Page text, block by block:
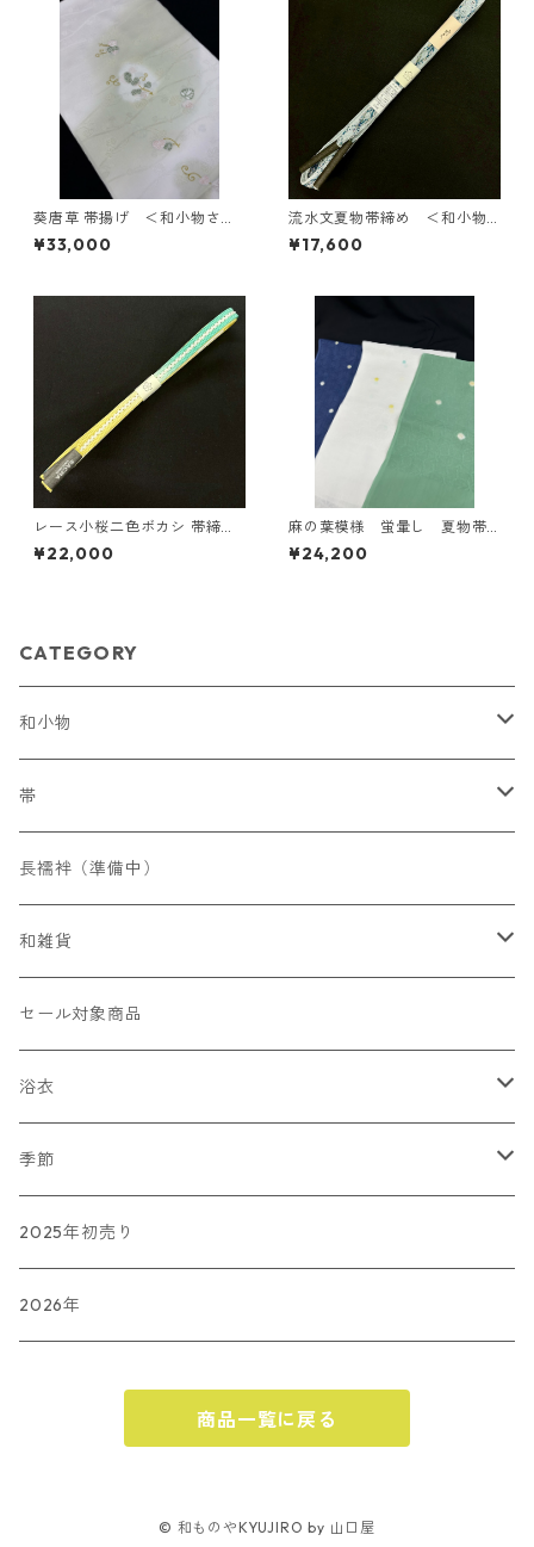
葵唐草 帯揚げ ＜和小物さく
ら＞ SOA-89
¥33,000
流水文夏物帯締め ＜和小物
さくら＞ SOJ-69
¥17,600
レース小桜二色ボカシ 帯締
め ＜和小物さくら＞ SOJ-
94
¥22,000
麻の葉模様 蛍暈し 夏物帯
揚げ ＜和小物さくら＞ SO
A-94（W・G・DB）
¥24,200
CATEGORY
和小物
帯締め
フォーマル
カジュアル
帯揚げ
フォーマル
カジュアル
草履
バッグ
ショール（準備中）
和小物SACRA
帯
染名古屋帯
織名古屋帯
長襦袢（準備中）
和雑貨
かんざし
その他
傘
セール対象商品
浴衣
藤井絞
長板染
季節
春
夏
2025年初売り
2026年
商品一覧に戻る
© 和ものやKYUJIRO by 山口屋